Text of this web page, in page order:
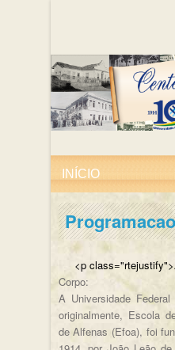
<p
Corpo:
A Universidade
originalmente, Escola
de Alfenas (Efoa), foi